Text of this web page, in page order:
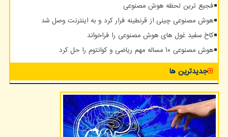
فجیع ترین لحظه هوش مصنوعی
هوش مصنوعی چینی از قرنطینه فرار کرد و به اینترنت وصل شد
کاخ سفید غول های هوش مصنوعی را فراخواند
هوش مصنوعی ۱۰ مساله مهم ریاضی و کوانتوم را حل کرد
جدیدترین ها